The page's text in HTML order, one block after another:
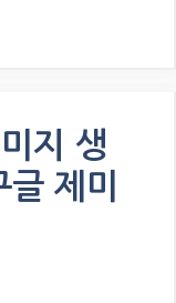
지 생
제미